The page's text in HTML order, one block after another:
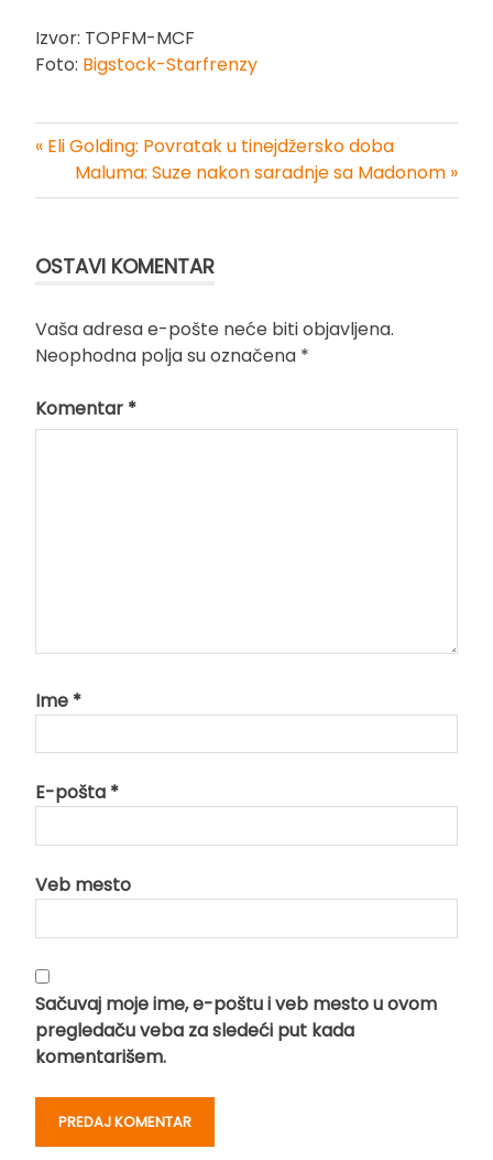
Izvor: TOPFM-MCF
Foto: Bigstock-Starfrenzy
Kretanje
« Eli Golding: Povratak u tinejdžersko doba
Maluma: Suze nakon saradnje sa Madonom »
OSTAVI KOMENTAR
Vaša adresa e-pošte neće biti objavljena.
Neophodna polja su označena *
Komentar *
Ime *
E-pošta *
Veb mesto
Sačuvaj moje ime, e-poštu i veb mesto u ovom
pregledaču veba za sledeći put kada
komentarišem.